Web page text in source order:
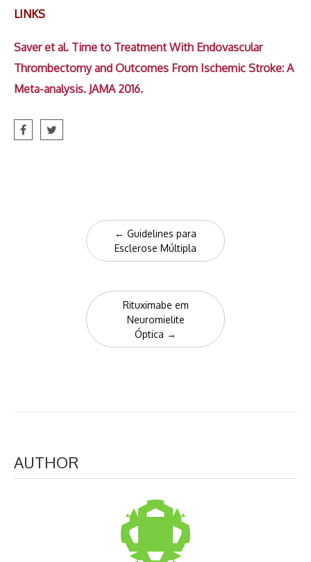
LINKS
Saver et al. Time to Treatment With Endovascular
Thrombectomy and Outcomes From Ischemic Stroke: A
Meta-analysis. JAMA 2016.
navigation
← Guidelines para
Esclerose Múltipla
Rituximabe em
Neuromielite
Óptica →
AUTHOR